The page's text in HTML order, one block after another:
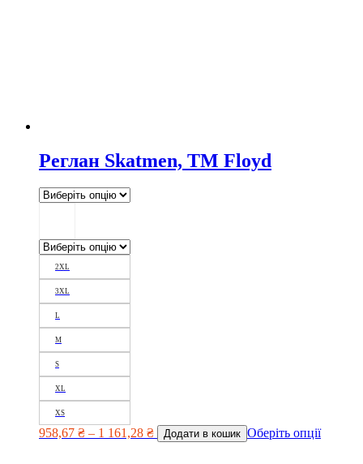
Реглан Skatmen, TM Floyd
2XL
3XL
L
M
S
XL
XS
958,67 ₴ – 1 161,28 ₴ Додати в кошик Оберіть опції